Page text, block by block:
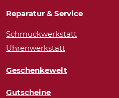
Reparatur & Service
Schmuckwerkstatt
Uhrenwerkstatt
Geschenkewelt
Gutscheine